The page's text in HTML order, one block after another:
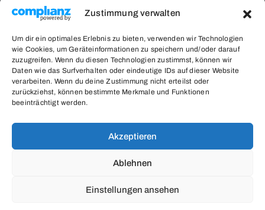
Zustimmung verwalten
Um dir ein optimales Erlebnis zu bieten, verwenden wir Technologien
wie Cookies, um Geräteinformationen zu speichern und/oder darauf
zuzugreifen. Wenn du diesen Technologien zustimmst, können wir
Daten wie das Surfverhalten oder eindeutige IDs auf dieser Website
verarbeiten. Wenn du deine Zustimmung nicht erteilst oder
zurückziehst, können bestimmte Merkmale und Funktionen
beeinträchtigt werden.
Akzeptieren
Ablehnen
Einstellungen ansehen
Contact Us
32code10 gUG in Gründung
Kampenwandstr. 26
85586 Poing
respect-vs-stigma.org
info@respect-vs-stigma.org